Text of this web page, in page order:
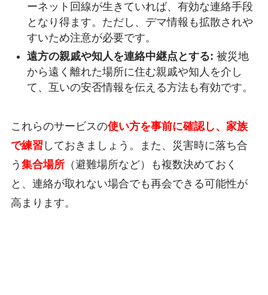
ーネット回線が生きていれば、有効な連絡手段
となり得ます。ただし、デマ情報も拡散されや
すいため注意が必要です。
遠方の親戚や知人を連絡中継点とする: 被災地
から遠く離れた場所に住む親戚や知人を介し
て、互いの安否情報を伝える方法も有効です。
これらのサービスの使い方を事前に確認し、家族
で練習 しておきましょう。また、災害時に落ち合
う 集合場所（避難場所など）も複数決めておく
と、連絡が取れない場合でも再会できる可能性が
高まります。